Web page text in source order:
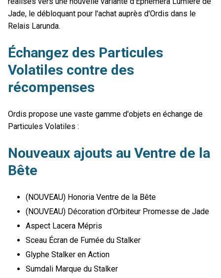
Jade, le débloquant pour l'achat auprès d'Ordis dans le
Relais Larunda.
Échangez des Particules
Volatiles contre des
récompenses
Ordis propose une vaste gamme d'objets en échange de
Particules Volatiles :
Nouveaux ajouts au Ventre de la
Bête
(NOUVEAU) Honoria Ventre de la Bête
(NOUVEAU) Décoration d'Orbiteur Promesse de Jade
Aspect Lacera Mépris
Sceau Écran de Fumée du Stalker
Glyphe Stalker en Action
Sumdali Marque du Stalker